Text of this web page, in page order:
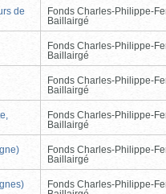
de
Fonds Charles-Philippe-
Baillairgé
Fonds Charles-Philippe-
Baillairgé
Fonds Charles-Philippe-
Baillairgé
Fonds Charles-Philippe-
Baillairgé
Fonds Charles-Philippe-
Baillairgé
Fonds Charles-Philippe-